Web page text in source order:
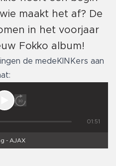
maakt het af? De
in het voorjaar
Fokko album!
de medeKINKers aan
01:51
- AJAX